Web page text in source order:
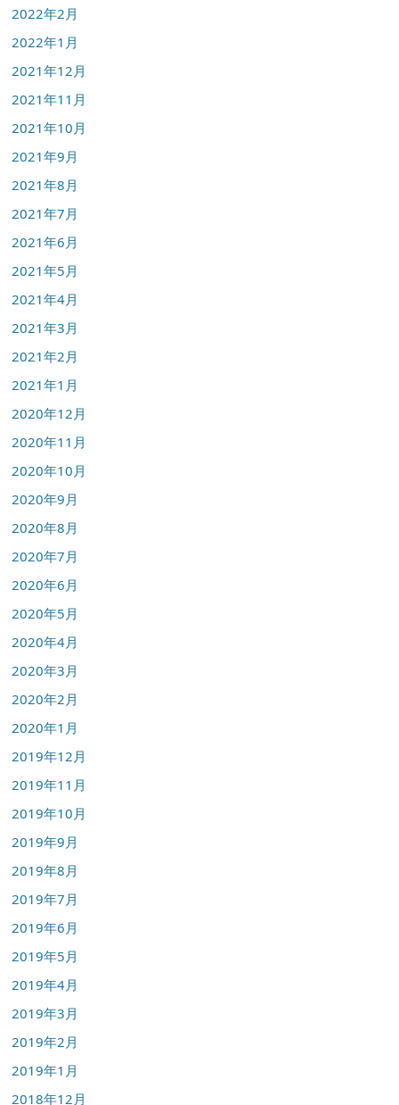
2022年2月
2022年1月
2021年12月
2021年11月
2021年10月
2021年9月
2021年8月
2021年7月
2021年6月
2021年5月
2021年4月
2021年3月
2021年2月
2021年1月
2020年12月
2020年11月
2020年10月
2020年9月
2020年8月
2020年7月
2020年6月
2020年5月
2020年4月
2020年3月
2020年2月
2020年1月
2019年12月
2019年11月
2019年10月
2019年9月
2019年8月
2019年7月
2019年6月
2019年5月
2019年4月
2019年3月
2019年2月
2019年1月
2018年12月